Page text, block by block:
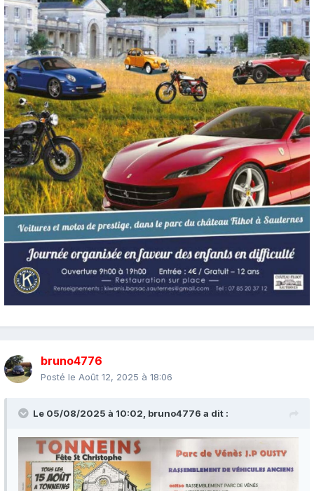
bruno4776
Posté le Août 12, 2025 à 18:06
Le 05/08/2025 à 10:02, bruno4776 a dit :